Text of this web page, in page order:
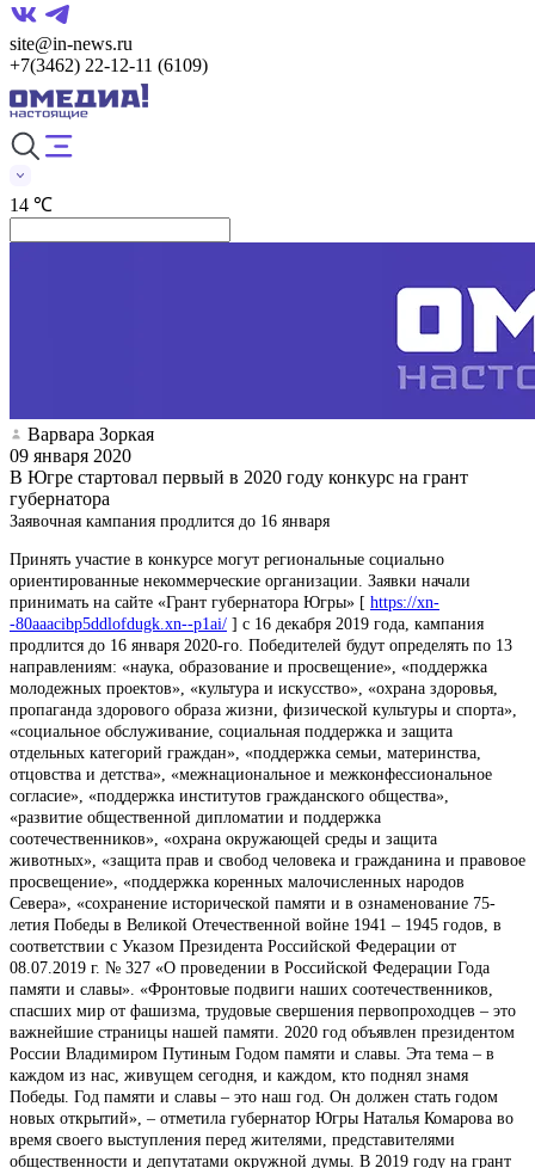
site@in-news.ru
+7(3462) 22-12-11 (6109)
14 ℃
Варвара Зоркая
09 января 2020
В Югре стартовал первый в 2020 году конкурс на грант
губернатора
Заявочная кампания продлится до 16 января
Принять участие в конкурсе могут региональные социально
ориентированные некоммерческие организации. Заявки начали
принимать на сайте «Грант губернатора Югры» [ https://xn-
-80aaacibp5ddlofdugk.xn--p1ai/ ] с 16 декабря 2019 года, кампания
продлится до 16 января 2020-го. Победителей будут определять по 13
направлениям: «наука, образование и просвещение», «поддержка
молодежных проектов», «культура и искусство», «охрана здоровья,
пропаганда здорового образа жизни, физической культуры и спорта»,
«социальное обслуживание, социальная поддержка и защита
отдельных категорий граждан», «поддержка семьи, материнства,
отцовства и детства», «межнациональное и межконфессиональное
согласие», «поддержка институтов гражданского общества»,
«развитие общественной дипломатии и поддержка
соотечественников», «охрана окружающей среды и защита
животных», «защита прав и свобод человека и гражданина и правовое
просвещение», «поддержка коренных малочисленных народов
Севера», «сохранение исторической памяти и в ознаменование 75-
летия Победы в Великой Отечественной войне 1941 – 1945 годов, в
соответствии с Указом Президента Российской Федерации от
08.07.2019 г. № 327 «О проведении в Российской Федерации Года
памяти и славы». «Фронтовые подвиги наших соотечественников,
спасших мир от фашизма, трудовые свершения первопроходцев – это
важнейшие страницы нашей памяти. 2020 год объявлен президентом
России Владимиром Путиным Годом памяти и славы. Эта тема – в
каждом из нас, живущем сегодня, и каждом, кто поднял знамя
Победы. Год памяти и славы – это наш год. Он должен стать годом
новых открытий», – отметила губернатор Югры Наталья Комарова во
время своего выступления перед жителями, представителями
общественности и депутатами окружной думы. В 2019 году на грант